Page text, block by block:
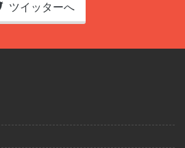
ツイッターへ